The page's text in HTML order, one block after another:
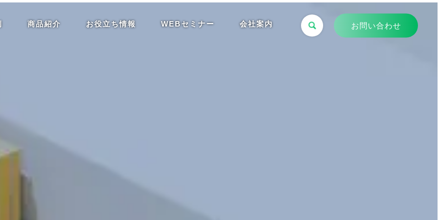
商品紹介 お役立ち情報 WEBセミナー 会社案内 お問い合わせ